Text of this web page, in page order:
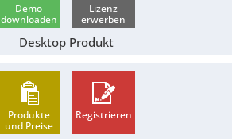
Demo
downloaden
Lizenz
erwerben
Desktop Produkt
Produkte
und Preise
Registrieren